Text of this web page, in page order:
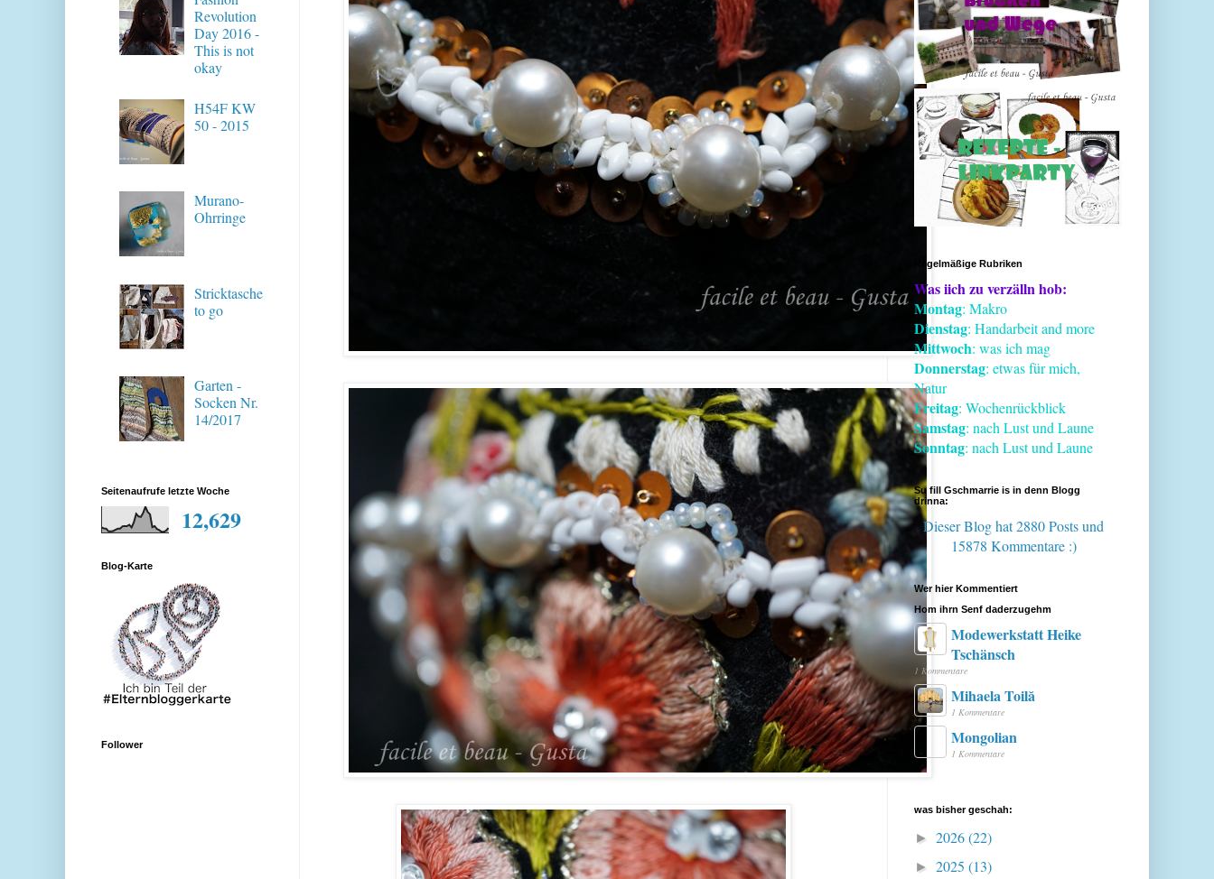
Revolution
Day 2016 -
This is not
okay
H54F KW
50 - 2015
Murano-
Ohrringe
Stricktasche
to go
Garten -
Socken Nr.
14/2017
Seitenaufrufe letzte Woche
12,629
Blog-Karte
Follower
Regelmäßige Rubriken
Was iich zu verzälln hob:
Montag: Makro
Dienstag: Handarbeit and more
Mittwoch: was ich mag
Donnerstag: etwas für mich,
Natur
Freitag: Wochenrückblick
Samstag: nach Lust und Laune
Sonntag: nach Lust und Laune
Su fill Gschmarrie is in denn Blogg
drinna:
Dieser Blog hat 2880 Postsund
15878 Kommentare :)
Wer hier Kommentiert
Hom ihrn Senf daderzugehm
Modewerkstatt Heike
Tschänsch
1 Kommentare
Mihaela Toilă
1 Kommentare
Mongolian
1 Kommentare
was bisher geschah:
► 2026(22)
► 2025 (13)